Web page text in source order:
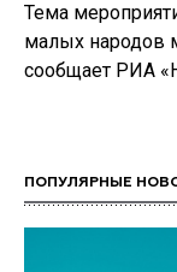
Тема
малых народов
сообщает РИА
ПОПУЛЯРНЫЕ